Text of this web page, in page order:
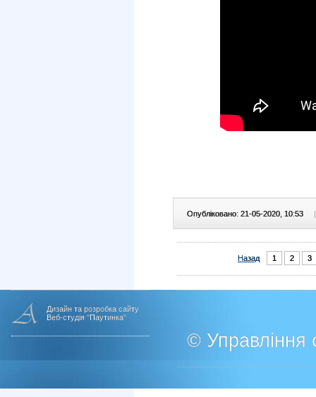
Опубліковано: 21-05-2020, 10:53 |
Назад 1 2 3
Дизайн та розробка сайту
Веб-студія "Паутинка"
© Управління